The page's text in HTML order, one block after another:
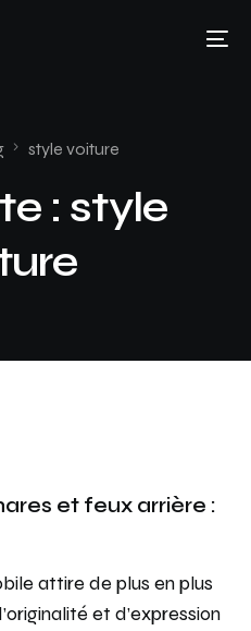
style voiture
: style
et feux arrière :
attire de plus en plus
et d’expression